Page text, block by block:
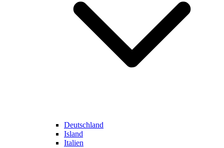
Deutschland
Island
Italien